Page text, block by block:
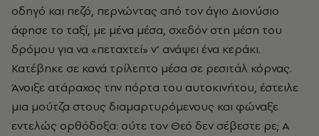
οδηγό και πεζό, περνώντας από τον άγιο Διονύσιο
άφησε το ταξί, με μένα μέσα, σχεδόν στη μέση του
δρόμου για να «πεταχτεί» ν’ ανάψει ένα κεράκι.
Κατέβηκε σε κανά τρίλεπτο μέσα σε ρεσιτάλ κόρνας.
Άνοιξε ατάραχος την πόρτα του αυτοκινήτου, έστειλε
μια μούτζα στους διαμαρτυρόμενους και φώναξε
εντελώς ορθόδοξα: ούτε τον Θεό δεν σέβεστε ρε; Α